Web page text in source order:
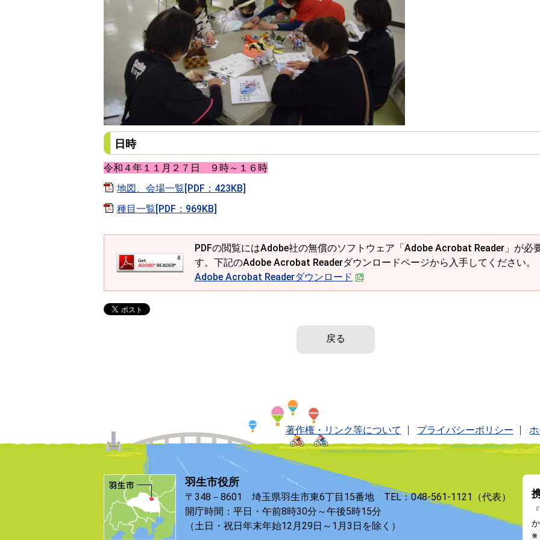
日時
令和４年１１月２７日 ９時～１６時
地図、会場一覧[PDF：423KB]
種目一覧[PDF：969KB]
PDFの閲覧にはAdobe社の無償のソフトウェア「Adobe Acrobat Reader」が必
す。下記のAdobe Acrobat Readerダウンロードページから入手してください。
Adobe Acrobat Readerダウンロード
戻る
著作権・リンク等について プライバシーポリシー
羽生市役所
〒348－8601 埼玉県羽生市東6丁目15番地 TEL：048-561-1121（代表）
開庁時間：平日・午前8時30分～午後5時15分
（土日・祝日年末年始12月29日～1月3日を除く）
※